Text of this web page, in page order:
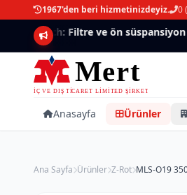
1967'den beri hizmetinizdeyiz. 0
Mannlich: Filtre ve ön süspansiyon
Anasayfa Ürünler
Ana Sayfa Ürünler Z-Rot